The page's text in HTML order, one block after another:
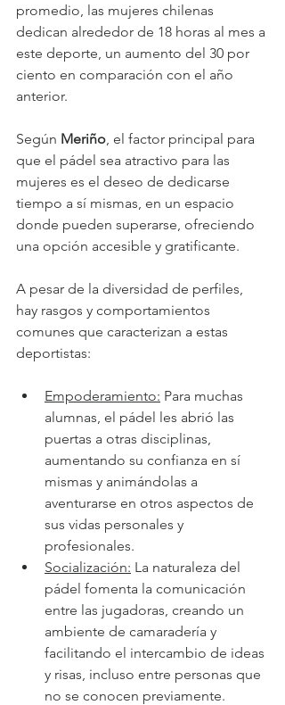
promedio, las mujeres chilenas
dedican alrededor de 18 horas al mes a
este deporte, un aumento del 30 por
ciento en comparación con el año
anterior.
Según Meriño , el factor principal para
que el pádel sea atractivo para las
mujeres es el deseo de dedicarse
tiempo a sí mismas, en un espacio
donde pueden superarse, ofreciendo
una opción accesible y gratificante.
A pesar de la diversidad de perfiles,
hay rasgos y comportamientos
comunes que caracterizan a estas
deportistas:
Empoderamiento: Para muchas
alumnas, el pádel les abrió las
puertas a otras disciplinas,
aumentando su confianza en sí
mismas y animándolas a
aventurarse en otros aspectos de
sus vidas personales y
profesionales.
Socialización: La naturaleza del
pádel fomenta la comunicación
entre las jugadoras, creando un
ambiente de camaradería y
facilitando el intercambio de ideas
y risas, incluso entre personas que
no se conocen previamente.